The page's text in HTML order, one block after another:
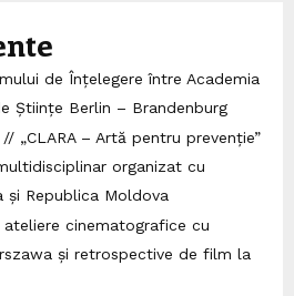
de Înțelegere între Academia
Științe Berlin – Brandenburg
„CLARA – Artă pentru prevenție”
organizat cu
și Republica Moldova
ateliere cinematografice cu
și retrospective de film la